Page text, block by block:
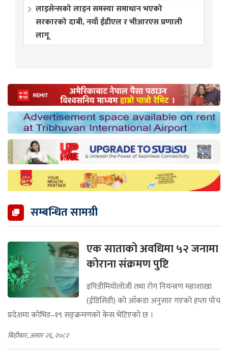
लाइसेन्सको लाइन समस्या समाधान भएको
सरकारको दाबी, नयाँ ईडीएल र भीआरएस प्रणाली
लागू
सम्बन्धित सामग्री
एक साताको अवधिमा ५२ जनामा
कोराना संक्रमण पुष्टि
इपिडीमियोलोजी तथा रोग नियन्त्रण महाशाखा
(ईडिसिडी) को आँकडा अनुसार गएको हप्ता पाँच
प्रदेशमा कोभिड–१९ सङ्क्रमणको केस भेटिएको छ ।
बिहीबार, असार २६, २०८२